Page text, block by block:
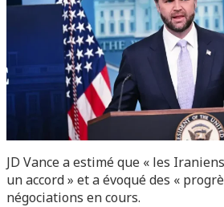
JD Vance a estimé que « les
un accord » et a évoqué des «
négociations en cours.